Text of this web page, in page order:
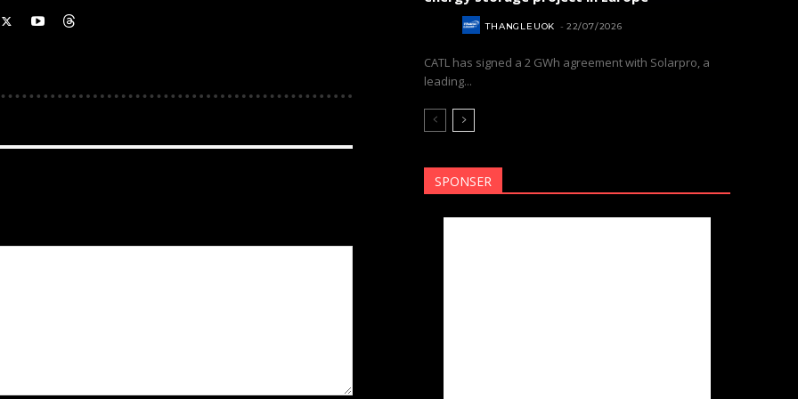
THANGLEUOK - 22/07/2026
CATL has signed a 2 GWh agreement with Solarpro, a
leading...
SPONSER